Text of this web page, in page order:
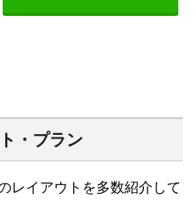
・プラン
レイアウトを多数紹介して